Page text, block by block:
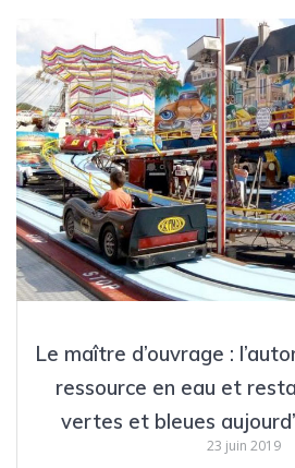
Le maître d’ouvrage :
ressource en eau et
vertes et bleues
23 juin 2019